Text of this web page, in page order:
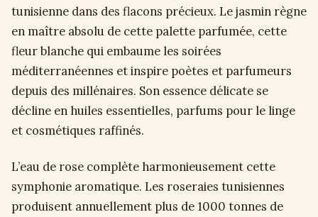
tunisienne dans des flacons précieux. Le jasmin règne
en maître absolu de cette palette parfumée, cette
fleur blanche qui embaume les soirées
méditerranéennes et inspire poètes et parfumeurs
depuis des millénaires. Son essence délicate se
décline en huiles essentielles, parfums pour le linge
et cosmétiques raffinés.
L’eau de rose complète harmonieusement cette
symphonie aromatique. Les roseraies tunisiennes
produisent annuellement plus de 1000 tonnes de